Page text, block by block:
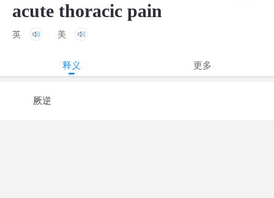
acute thoracic pain
英 美
释义 更多
厥逆